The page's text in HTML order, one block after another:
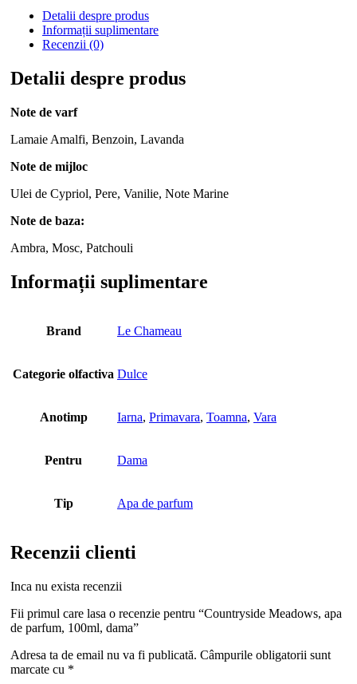
Detalii despre produs
Informații suplimentare
Recenzii (0)
Detalii despre produs
Note de varf
Lamaie Amalfi, Benzoin, Lavanda
Note de mijloc
Ulei de Cypriol, Pere, Vanilie, Note Marine
Note de baza:
Ambra, Mosc, Patchouli
Informații suplimentare
Brand Le Chameau
Categorie olfactiva Dulce
Anotimp Iarna, Primavara, Toamna, Vara
Pentru Dama
Tip Apa de parfum
Recenzii clienti
Inca nu exista recenzii
Fii primul care lasa o recenzie pentru “Countryside Meadows, apa
de parfum, 100ml, dama”
Adresa ta de email nu va fi publicată. Câmpurile obligatorii sunt
marcate cu *